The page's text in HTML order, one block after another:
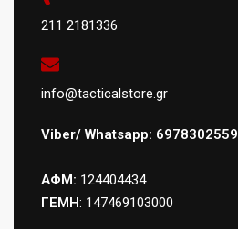
211 2181336
info@tacticalstore.gr
Viber/ Whatsapp: 6978302559
ΑΦΜ: 124404434
ΓΕΜΗ: 147469103000